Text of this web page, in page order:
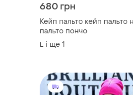
680 грн
Кейп пальто кейп пальто
пальто пончо
L і ще 1